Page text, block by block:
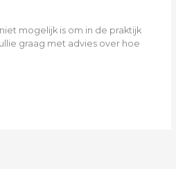
mogelijk is om in de praktijk
graag met advies over hoe